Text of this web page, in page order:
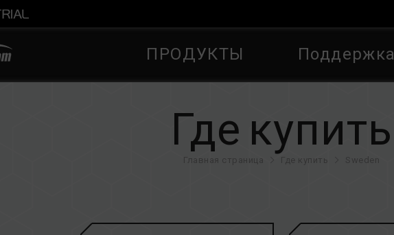
ПРОДУКТЫ Поддержка
Где купить
Главная страница Где купить Sweden